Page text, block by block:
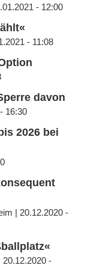
- 12:00
- 11:08
davon
16:30
2026 bei
| 20.12.2020 -
-